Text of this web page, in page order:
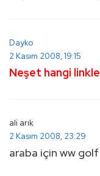
Dayko
2 Kasım 2008, 19:15
Neşet hangi
ali arık
2 Kasım 2008, 23:29
araba için ww golf